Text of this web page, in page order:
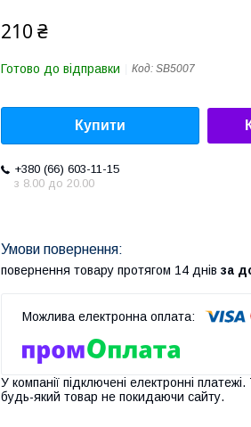
210 ₴
Готово до відправки Код: SB5007
Купити
+380 (66) 603-11-15
з 8.00 до 20.00
повернення товару протягом 14 днів за
У компанії підключені електронні
будь-який товар не покидаючи сайту.